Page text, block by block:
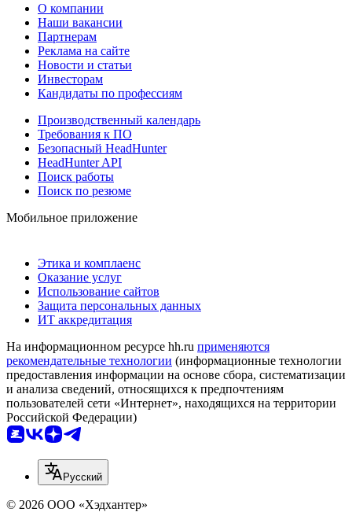
О компании
Наши вакансии
Партнерам
Реклама на сайте
Новости и статьи
Инвесторам
Кандидаты по профессиям
Производственный календарь
Требования к ПО
Безопасный HeadHunter
HeadHunter API
Поиск работы
Поиск по резюме
Мобильное приложение
Этика и комплаенс
Оказание услуг
Использование сайтов
Защита персональных данных
ИТ аккредитация
На информационном ресурсе hh.ru применяются
рекомендательные технологии (информационные технологии
предоставления информации на основе сбора, систематизации
и анализа сведений, относящихся к предпочтениям
пользователей сети «Интернет», находящихся на территории
Российской Федерации)
Русский
© 2026 ООО «Хэдхантер»